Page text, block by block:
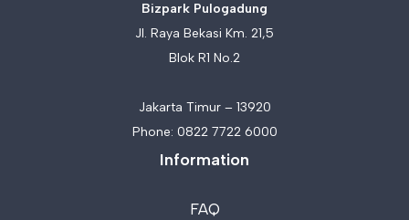
Bizpark Pulogadung
Jl. Raya Bekasi Km. 21,5
Blok R1 No.2
Jakarta Timur – 13920
Phone: 0822 7722 6000
Information
FAQ